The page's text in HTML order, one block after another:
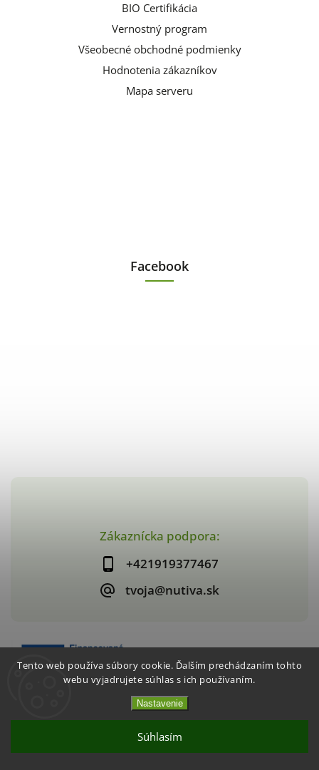
Tento web používa súbory cookie. Ďalším prechádzaním tohto
webu vyjadrujete súhlas s ich používaním.
Nastavenie
Súhlasím
Zákaznícka podpora:
+421919377467
tvoja@nutiva.sk
BIO Certifikácia
Vernostný program
Všeobecné obchodné podmienky
Hodnotenia zákazníkov
Mapa serveru
Facebook
nutiva.sk
Shoptet | Design